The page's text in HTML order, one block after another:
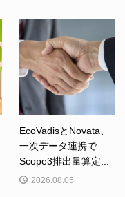
EcoVadisとNovata、
一次データ連携で
Scope3排出量算定...
2026.08.05